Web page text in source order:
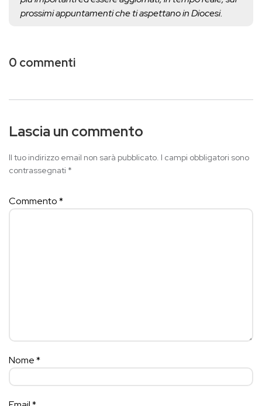
prossimi appuntamenti che ti aspettano in Diocesi.
0 commenti
Lascia un commento
Il tuo indirizzo email non sarà pubblicato. I campi obbligatori sono
contrassegnati *
Commento*
Nome*